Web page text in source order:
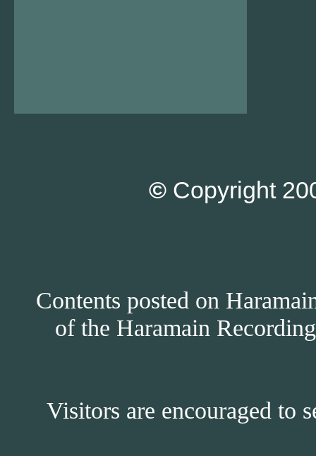
© Copyright
Contents posted on
of the Haramain
Visitors are encouraged to